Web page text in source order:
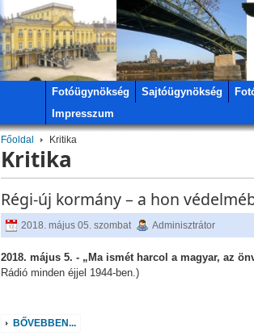
Fotóügynökség Sajtóügynökség
Impresszum
Főoldal Kritika
Kritika
Régi-új kormány – a hon
2018. május 05. szombat Adminisztrátor
2018. május 5. - „Ma ismét harcol a magyar, az
Rádió minden éjjel 1944-ben.)
BŐVEBBEN...